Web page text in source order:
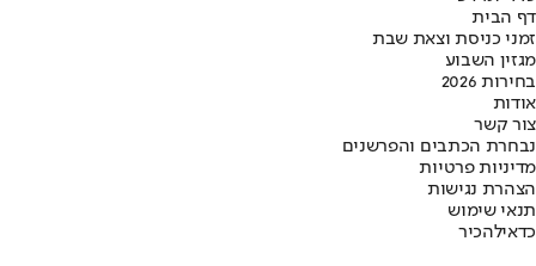
דף הבית
זמני כניסת וצאת שבת
מגזין השבוע
בחירות 2026
אודות
צור קשר
נבחרת הכתבים והפרשנים
מדיניות פרטיות
הצהרת נגישות
תנאי שימוש
כדאילהכיר